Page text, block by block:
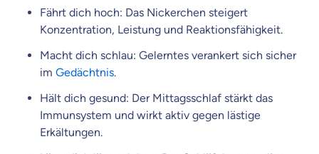
Fährt dich hoch: Das Nickerchen steigert
Konzentration, Leistung und Reaktionsfähigkeit.
Macht dich schlau: Gelerntes verankert sich sicher
im Gedächtnis.
Hält dich gesund: Der Mittagsschlaf stärkt das
Immunsystem und wirkt aktiv gegen lästige
Erkältungen.